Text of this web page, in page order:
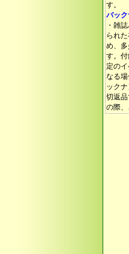
す。
バッ
・雑
られ
め、多
す。
定の
なる
ック
切返
の際、